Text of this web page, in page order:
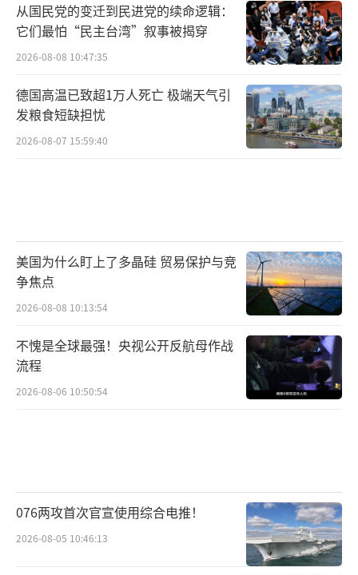
从国民党的变迁到民进党的续命逻辑：
它们最怕“民主台湾”叙事被揭穿
2026-08-08 10:47:35
德国高温已致超1万人死亡 极端天气引
发粮食短缺担忧
2026-08-07 15:59:40
美国为什么盯上了多晶硅 贸易保护与竞
争焦点
2026-08-08 10:13:54
不愧是全球最强！央视公开反航母作战
流程
2026-08-06 10:50:54
076两攻首次官宣使用综合电推！
2026-08-05 10:46:13